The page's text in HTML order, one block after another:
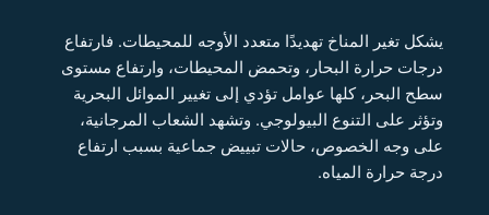
يشكل تغير المناخ تهديدًا متعدد الأوجه للمحيطات. فارتفاع
درجات حرارة البحار، وتحمض المحيطات، وارتفاع مستوى
سطح البحر، كلها عوامل تؤدي إلى تغيير الموائل البحرية
وتؤثر على التنوع البيولوجي. وتشهد الشعاب المرجانية،
على وجه الخصوص، حالات تبييض جماعية بسبب ارتفاع
درجة حرارة المياه.